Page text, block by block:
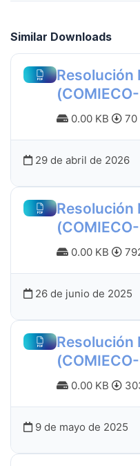
Similar Downloads
Resolución
0.00 KB 70
29 de abril de 2026
Resolución
0.00 KB
26 de junio de 2025
Resolución
0.00 KB
9 de mayo de 2025